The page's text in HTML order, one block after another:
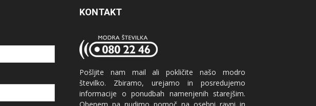
KONTAKT
Pošljite nam mail ali pokličite našo modro
številko. Zbiramo, urejamo in posredujemo
informacije o ponudbah namenjenih starejšim.